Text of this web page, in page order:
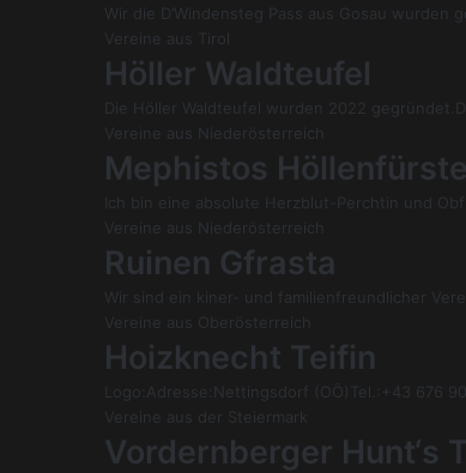
Wir die D’Windensteg Pass aus Gosau
Vereine aus Tirol
Höller Waldteufel
Die Höller Waldteufel wurden 2022
Vereine aus Niederösterreich
Mephistos
Ich bin eine absolute Herzblut-Perchtin und
Vereine aus Niederösterreich
Ruinen Gfrasta
Wir sind ein kiner- und familienfreundlicher
Vereine aus Oberösterreich
Hoizknecht Teifin
Logo:Adresse:Nettingsdorf (OÖ)Tel.:+43 676
Vereine aus der Steiermark
Vordernberger Hunt‘s